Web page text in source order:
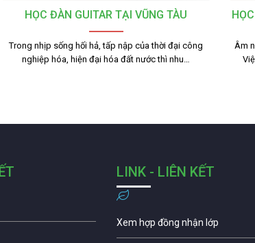
HỌC ĐÀN GUITAR TẠI VŨNG TÀU
Trong nhịp sống hối hả, tấp nập của thời đại công
nghiệp hóa, hiện đại hóa đất nước thì nhu…
Âm
LINK - LIÊN KẾT
Xem hợp đồng nhận lớp